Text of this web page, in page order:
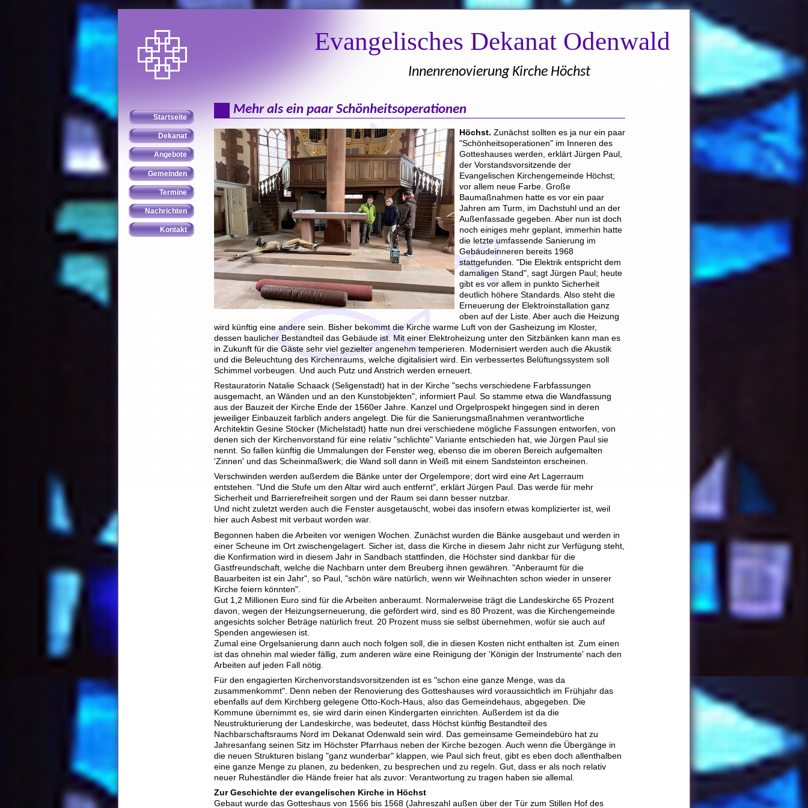
Evangelisches Dekanat Odenwald
Innenrenovierung Kirche Höchst
Mehr als ein paar Schönheitsoperationen
Höchst. Zunächst sollten es ja nur ein paar
"Schönheitsoperationen" im Inneren des
Gotteshauses werden, erklärt Jürgen Paul,
der Vorstandsvorsitzende der
Evangelischen Kirchengemeinde Höchst;
vor allem neue Farbe. Große
Baumaßnahmen hatte es vor ein paar
Jahren am Turm, im Dachstuhl und an der
Außenfassade gegeben. Aber nun ist doch
noch einiges mehr geplant, immerhin hatte
die letzte umfassende Sanierung im
Gebäudeinneren bereits 1968
stattgefunden. "Die Elektrik entspricht dem
damaligen Stand", sagt Jürgen Paul; heute
gibt es vor allem in punkto Sicherheit
deutlich höhere Standards. Also steht die
Erneuerung der Elektroinstallation ganz
oben auf der Liste. Aber auch die Heizung
wird künftig eine andere sein. Bisher bekommt die Kirche warme Luft von der Gasheizung im Kloster,
dessen baulicher Bestandteil das Gebäude ist. Mit einer Elektroheizung unter den Sitzbänken kann man es
in Zukunft für die Gäste sehr viel gezielter angenehm temperieren. Modernisiert werden auch die Akustik
und die Beleuchtung des Kirchenraums, welche digitalisiert wird. Ein verbessertes Belüftungssystem soll
Schimmel vorbeugen. Und auch Putz und Anstrich werden erneuert.
Restauratorin Natalie Schaack (Seligenstadt) hat in der Kirche "sechs verschiedene Farbfassungen
ausgemacht, an Wänden und an den Kunstobjekten", informiert Paul. So stamme etwa die Wandfassung
aus der Bauzeit der Kirche Ende der 1560er Jahre. Kanzel und Orgelprospekt hingegen sind in deren
jeweiliger Einbauzeit farblich anders angelegt. Die für die Sanierungsmaßnahmen verantwortliche
Architektin Gesine Stöcker (Michelstadt) hatte nun drei verschiedene mögliche Fassungen entworfen, von
denen sich der Kirchenvorstand für eine relativ "schlichte" Variante entschieden hat, wie Jürgen Paul sie
nennt. So fallen künftig die Ummalungen der Fenster weg, ebenso die im oberen Bereich aufgemalten
'Zinnen' und das Scheinmaßwerk; die Wand soll dann in Weiß mit einem Sandsteinton erscheinen.
Verschwinden werden außerdem die Bänke unter der Orgelempore; dort wird eine Art Lagerraum
entstehen. "Und die Stufe um den Altar wird auch entfernt", erklärt Jürgen Paul. Das werde für mehr
Sicherheit und Barrierefreiheit sorgen und der Raum sei dann besser nutzbar.
Und nicht zuletzt werden auch die Fenster ausgetauscht, wobei das insofern etwas komplizierter ist, weil
hier auch Asbest mit verbaut worden war.
Begonnen haben die Arbeiten vor wenigen Wochen. Zunächst wurden die Bänke ausgebaut und werden in
einer Scheune im Ort zwischengelagert. Sicher ist, dass die Kirche in diesem Jahr nicht zur Verfügung steht,
die Konfirmation wird in diesem Jahr in Sandbach stattfinden, die Höchster sind dankbar für die
Gastfreundschaft, welche die Nachbarn unter dem Breuberg ihnen gewähren. "Anberaumt für die
Bauarbeiten ist ein Jahr", so Paul, "schön wäre natürlich, wenn wir Weihnachten schon wieder in unserer
Kirche feiern könnten".
Gut 1,2 Millionen Euro sind für die Arbeiten anberaumt. Normalerweise trägt die Landeskirche 65 Prozent
davon, wegen der Heizungserneuerung, die gefördert wird, sind es 80 Prozent, was die Kirchengemeinde
angesichts solcher Beträge natürlich freut. 20 Prozent muss sie selbst übernehmen, wofür sie auch auf
Spenden angewiesen ist.
Zumal eine Orgelsanierung dann auch noch folgen soll, die in diesen Kosten nicht enthalten ist. Zum einen
ist das ohnehin mal wieder fällig, zum anderen wäre eine Reinigung der 'Königin der Instrumente' nach den
Arbeiten auf jeden Fall nötig.
Für den engagierten Kirchenvorstandsvorsitzenden ist es "schon eine ganze Menge, was da
zusammenkommt". Denn neben der Renovierung des Gotteshauses wird voraussichtlich im Frühjahr das
ebenfalls auf dem Kirchberg gelegene Otto-Koch-Haus, also das Gemeindehaus, abgegeben. Die
Kommune übernimmt es, sie wird darin einen Kindergarten einrichten. Außerdem ist da die
Neustrukturierung der Landeskirche, was bedeutet, dass Höchst künftig Bestandteil des
Nachbarschaftsraums Nord im Dekanat Odenwald sein wird. Das gemeinsame Gemeindebüro hat zu
Jahresanfang seinen Sitz im Höchster Pfarrhaus neben der Kirche bezogen. Auch wenn die Übergänge in
die neuen Strukturen bislang "ganz wunderbar" klappen, wie Paul sich freut, gibt es eben doch allenthalben
eine ganze Menge zu planen, zu bedenken, zu besprechen und zu regeln. Gut, dass er als noch relativ
neuer Ruheständler die Hände freier hat als zuvor: Verantwortung zu tragen haben sie allemal.
Zur Geschichte der evangelischen Kirche in Höchst
Gebaut wurde das Gotteshaus von 1566 bis 1568 (Jahreszahl außen über der Tür zum Stillen Hof des